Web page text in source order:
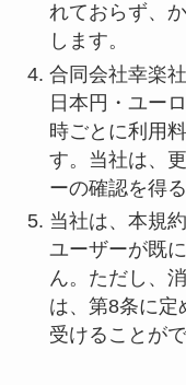
れておらず、
します。
合同会社幸楽
日本円・ユー
時ごとに利用
す。当社は、
ーの確認を得
当社は、本規
ユーザーが既
ん。ただし、
は、第8条に定
受けることがで